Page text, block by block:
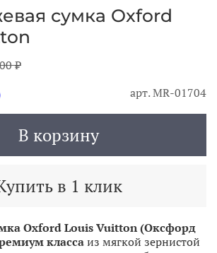
арт.MR-01704
сумка Oxford
₽
В корзину
в 1 клик
Oxford Louis Vuitton (Оксфорд
классаиз мягкой зернистой